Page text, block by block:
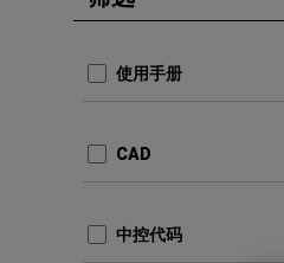
使用手册
CAD
中控代码